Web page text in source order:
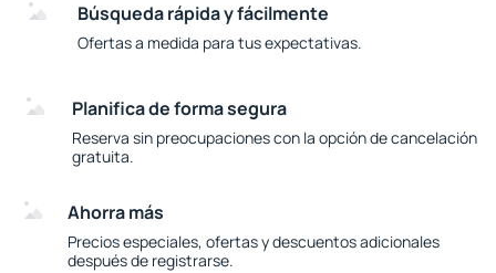
Búsqueda rápida y fácilmente
Ofertas a medida para tus expectativas.
Planifica de forma segura
Reserva sin preocupaciones con la opción de cancelación
gratuita.
Ahorra más
Precios especiales, ofertas y descuentos adicionales
después de registrarse.